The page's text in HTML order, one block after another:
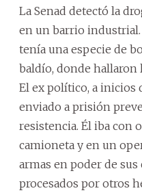
La Senad detectó la
en un barrio industrial.
tenía una especie de
baldío, donde hallaron
El ex político, a inicios
enviado a prisión
resistencia. Él iba con
camioneta y en un
armas en poder de
procesados por otros